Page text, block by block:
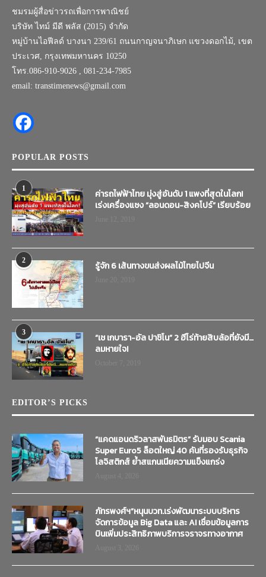
ชมรมผู้สื่อข่าวรถเพื่อการพาณิชย์
บริษัท ไทม์ มีดี พลัส (2015) จำกัด
หมู่บ้านไอฟีลด์ บางนา 239/61 ถนนกาญจนาภิเษก แขวงดอกไม้, เขต
ประเวศ, กรุงเทพมหานคร 10250
โทร.086-910-9026 , 081-234-7985
email: transtimenews@gmail.com
POPULAR POSTS
1
ค่ารถไฟฟ้าไทย มุ่งสู่อันดับ 1 แพงที่สุดในโลก!
เร่งเครื่องแซง “ลอนดอน-สิงคโปร์” เรียบร้อย
2 รู้จัก 6 เส้นทางขนส่งผลไม้ไทยไปจีน
3
“เช เกบารา-อัล ปาชิโน” 2 ฮีโร่ท้ายสิบล้อที่ยังมี…
ลมหายใจ!
EDITOR’S PICKS
“แคดแอนดริวลาสพันธมิตร” รับมอบ Scania
Super Euro5 ล็อตใหญ่ 40 คันที่รองรับธุรกิจ
โลจิสติกส์ ย้ำสแกนเนียความแข็งแกร่ง
ภัทรพงศ์ฯ”หนุนบวท.เร่งพัฒนาระบบบริหาร
จัดการข้อมูล Big Data และ AI เชื่อมข้อมูลการ
บินเพิ่มประสิทธิภาพบริการจราจรทางอากาศ